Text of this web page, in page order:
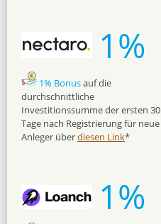
1%
1% Bonusauf die
durchschnittliche
Investitionssumme der ersten 30
Tage nach Registrierung für neue
Anleger überdiesen Link*
1%